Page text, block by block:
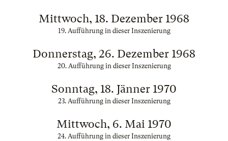
Mittwoch, 18. Dezember 1968
19. Aufführung in dieser Inszenierung
Donnerstag, 26. Dezember 1968
20. Aufführung in dieser Inszenierung
Sonntag, 18. Jänner 1970
23. Aufführung in dieser Inszenierung
Mittwoch, 6. Mai 1970
24. Aufführung in dieser Inszenierung